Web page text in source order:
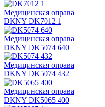
Медицинская оправа
DKNY DK7012 1
Медицинская оправа
DKNY DK5074 640
Медицинская оправа
DKNY DK5074 432
Медицинская оправа
DKNY DK5065 400